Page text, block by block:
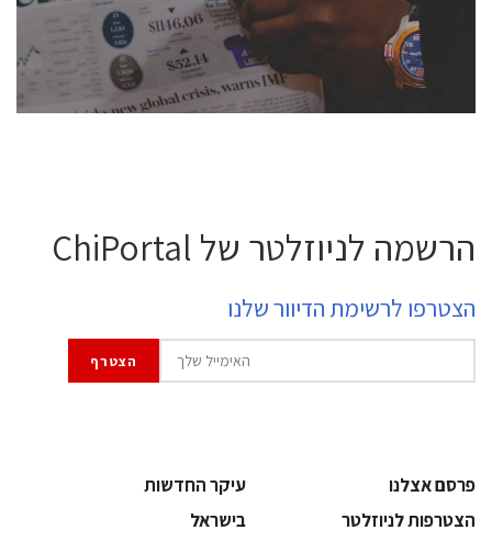
לחץ לפרטים
הרשמה לניוזלטר של ChiPortal
הצטרפו לרשימת הדיוור שלנו
פרסם אצלנו
עיקר החדשות
הצטרפות לניוזלטר
בישראל